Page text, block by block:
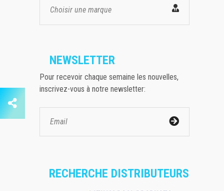
Choisir une marque
NEWSLETTER
Pour recevoir chaque semaine les nouvelles,
inscrivez-vous à notre newsletter:
RECHERCHE DISTRIBUTEURS